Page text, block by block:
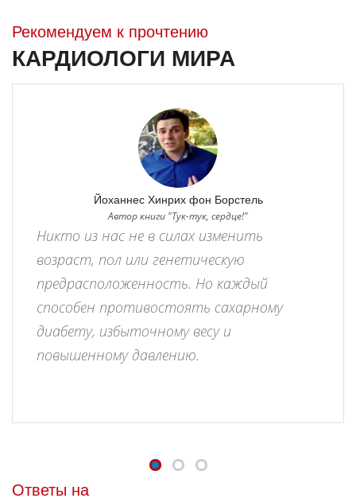
Рекомендуем к прочтению
КАРДИОЛОГИ МИРА
Йоханнес Хинрих фон Борстель
Автор книги "Тук-тук, сердце!"
Никто из нас не в силах изменить
возраст, пол или генетическую
предрасположенность. Но каждый
способен противостоять сахарному
диабету, избыточному весу и
повышенному давлению.
Ответы на